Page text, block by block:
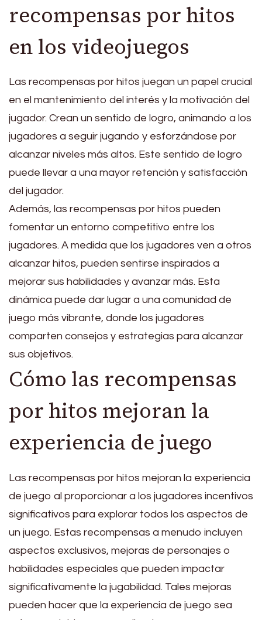
recompensas por hitos
en los videojuegos
Las recompensas por hitos juegan un papel crucial
en el mantenimiento del interés y la motivación del
jugador. Crean un sentido de logro, animando a los
jugadores a seguir jugando y esforzándose por
alcanzar niveles más altos. Este sentido de logro
puede llevar a una mayor retención y satisfacción
del jugador.
Además, las recompensas por hitos pueden
fomentar un entorno competitivo entre los
jugadores. A medida que los jugadores ven a otros
alcanzar hitos, pueden sentirse inspirados a
mejorar sus habilidades y avanzar más. Esta
dinámica puede dar lugar a una comunidad de
juego más vibrante, donde los jugadores
comparten consejos y estrategias para alcanzar
sus objetivos.
Cómo las recompensas
por hitos mejoran la
experiencia de juego
Las recompensas por hitos mejoran la experiencia
de juego al proporcionar a los jugadores incentivos
significativos para explorar todos los aspectos de
un juego. Estas recompensas a menudo incluyen
aspectos exclusivos, mejoras de personajes o
habilidades especiales que pueden impactar
significativamente la jugabilidad. Tales mejoras
pueden hacer que la experiencia de juego sea